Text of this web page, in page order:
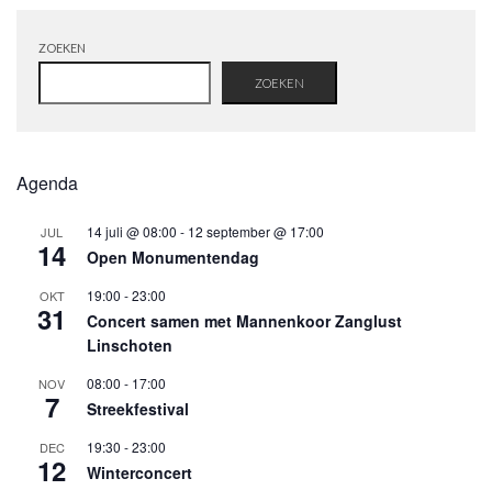
ZOEKEN
ZOEKEN
Agenda
JUL
14
14 juli @ 08:00 - 12 september @ 17:00
Open Monumentendag
OKT
31
19:00 -23:00
Concert samen met Mannenkoor Zanglust
Linschoten
NOV
7
08:00 - 17:00
Streekfestival
DEC
12
19:30 -23:00
Winterconcert